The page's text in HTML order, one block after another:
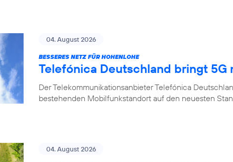
04. August 2026
BESSERES NETZ FÜR HOHENLOHE
Telefónica Deutschland bringt 5G
Der Telekommunikationsanbieter Telefónica
bestehenden Mobilfunkstandort auf den neuesten
04. August 2026